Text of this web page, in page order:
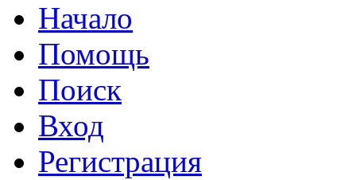
Начало
Помощь
Поиск
Вход
Регистрация